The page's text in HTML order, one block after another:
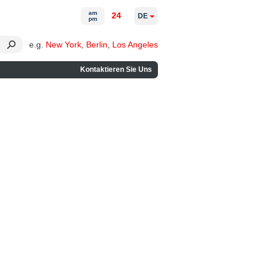
e.g. New York Berlin Los Angeles
Kontaktieren Sie Uns
am
pm
24 DE